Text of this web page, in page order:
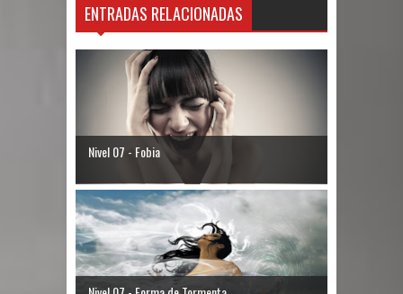
ENTRADAS RELACIONADAS
Nivel 07 - Fobia